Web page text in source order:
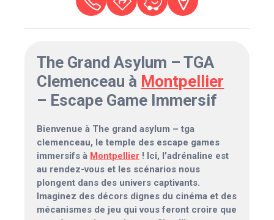
The Grand Asylum – TGA
Clemenceau à Montpellier
– Escape Game Immersif
Bienvenue à The grand asylum – tga
clemenceau, le temple des escape games
immersifs à Montpellier ! Ici, l’adrénaline est
au rendez-vous et les scénarios nous
plongent dans des univers captivants.
Imaginez des décors dignes du cinéma et des
mécanismes de jeu qui vous feront croire que